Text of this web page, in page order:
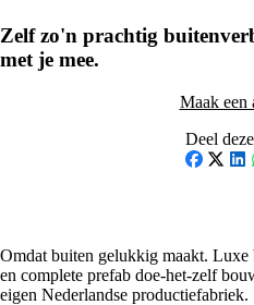
Zelf zo'n prachtig
met je mee.
Maak een
Deel
Omdat buiten gelukkig maakt.
en complete prefab doe-het-zelf
eigen Nederlandse productiefabriek.